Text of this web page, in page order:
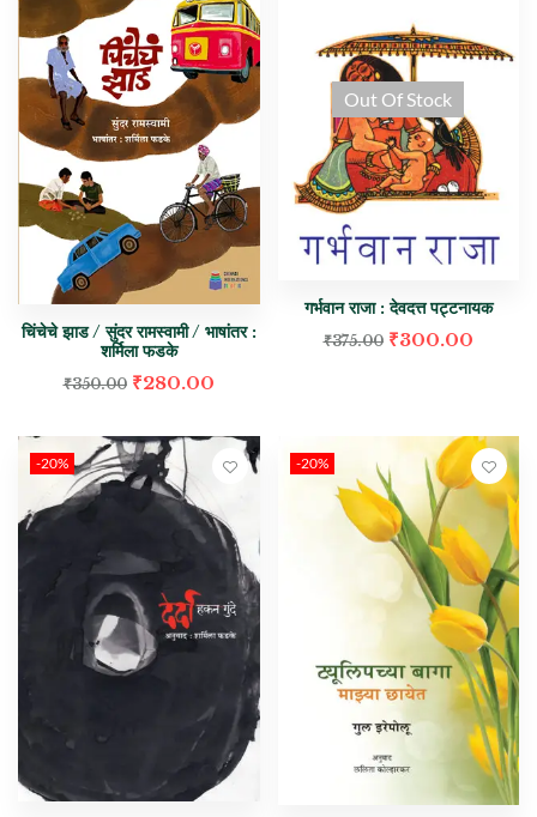
चिंचेचे झाड / सुंदर रामस्वामी / भाषांतर :
शर्मिला फडके
₹350.00 ₹280.00
Out Of Stock
गर्भवान राजा : देवदत्त पट्टनायक
₹375.00 ₹300.00
-20% -20%